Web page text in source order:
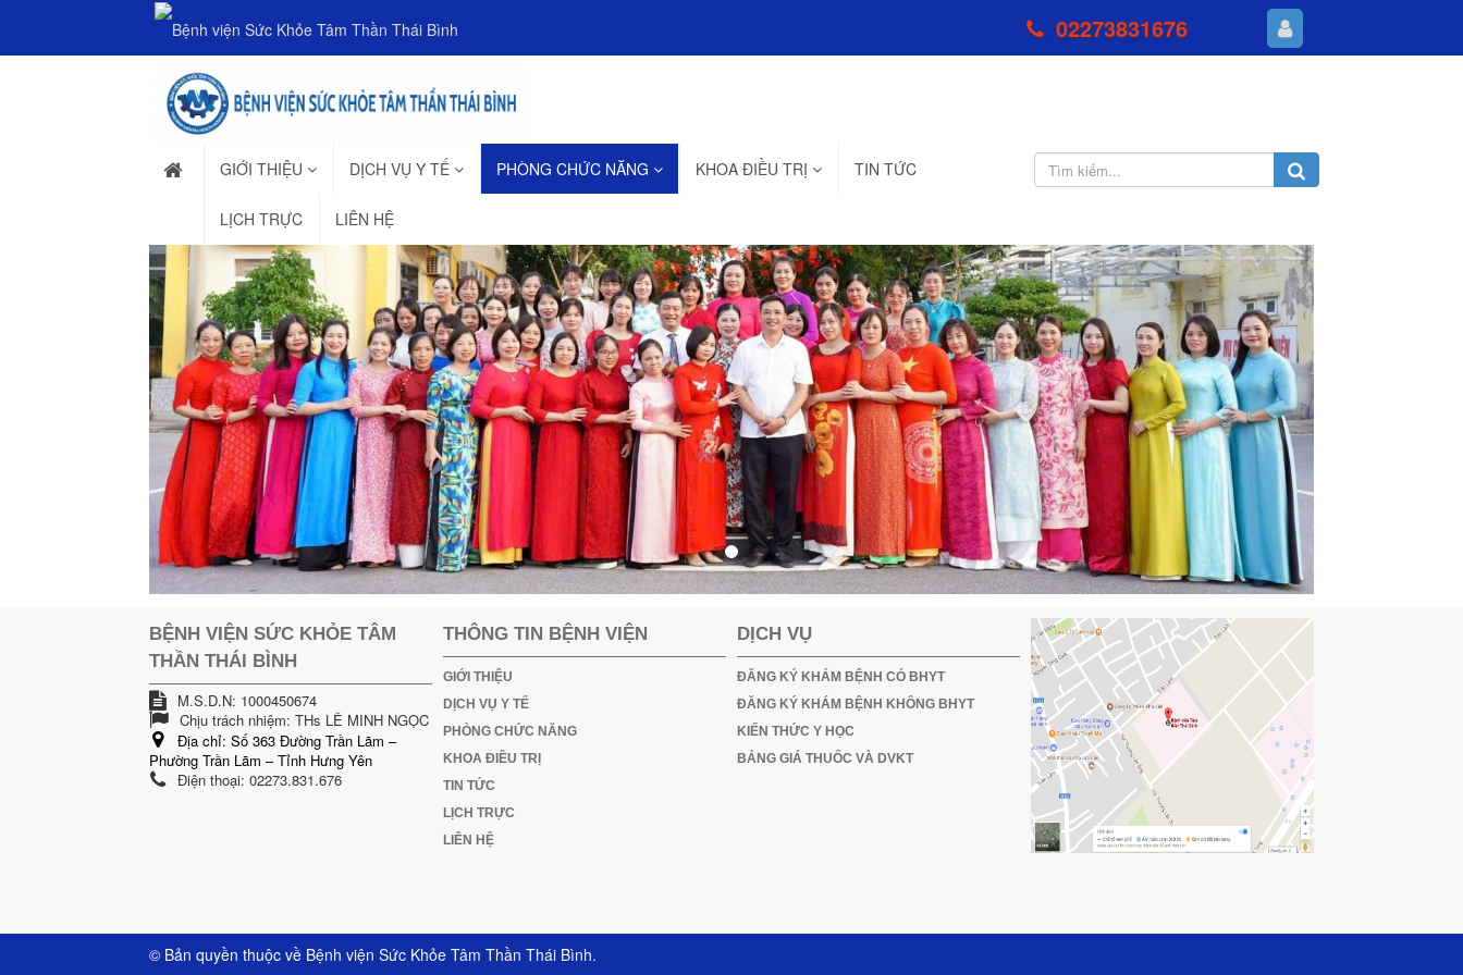
GIỚI THIỆU DỊCH VỤ Y TẾ PHÒNG CHỨC NĂNG KHOA ĐIỀU TRỊ TIN TỨC
LỊCH TRỰC LIÊN HỆ
02273831676
Previous Next
BỆNH VIỆN SỨC KHỎE TÂM
THẦN THÁI BÌNH
M.S.D.N: 1000450674
Chịu trách nhiệm: THs LÊ MINH NGỌC
Địa chỉ: Số 363 Đường Trần Lãm –
Phường Trần Lãm – Tỉnh Hưng Yên
Điện thoại: 02273.831.676
THÔNG TIN BỆNH VIỆN
GIỚI THIỆU
DỊCH VỤ Y TẾ
PHÒNG CHỨC NĂNG
KHOA ĐIỀU TRỊ
TIN TỨC
LỊCH TRỰC
LIÊN HỆ
DỊCH VỤ
ĐĂNG KÝ KHÁM BỆNH CÓ BHYT
ĐĂNG KÝ KHÁM BỆNH KHÔNG BHYT
KIẾN THỨC Y HỌC
BẢNG GIÁ THUỐC VÀ DVKT
© Bản quyền thuộc về Bệnh viện Sức Khỏe Tâm Thần Thái Bình.